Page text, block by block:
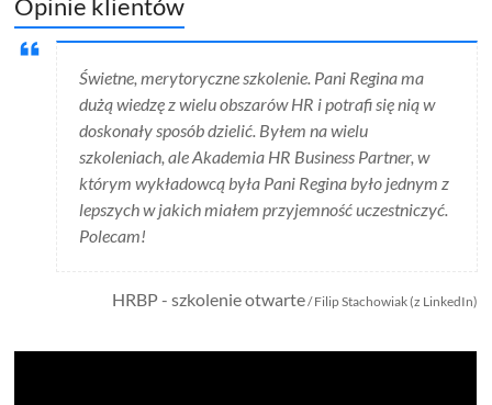
Opinie klientów
Świetne, merytoryczne szkolenie. Pani Regina ma
dużą wiedzę z wielu obszarów HR i potrafi się nią w
doskonały sposób dzielić. Byłem na wielu
szkoleniach, ale Akademia HR Business Partner, w
którym wykładowcą była Pani Regina było jednym z
lepszych w jakich miałem przyjemność uczestniczyć.
Polecam!
HRBP - szkolenie otwarte/ Filip Stachowiak (z LinkedIn)